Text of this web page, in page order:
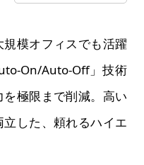
模オフィスでも活躍
On/Auto-Off」技術
極限まで削減。高い
した、頼れるハイエ